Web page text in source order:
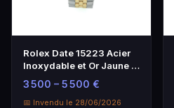
Rolex Date 15223 Acier
Inoxydable et Or Jaune -
Montre de Luxe
3 500 – 5 500 €
📅 Invendu le 28/06/2026